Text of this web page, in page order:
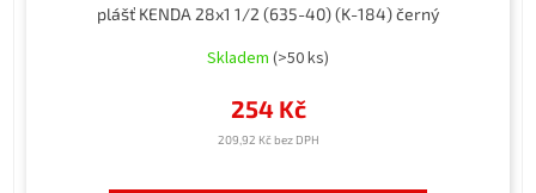
plášť KENDA 28x1 1/2 (635-40) (K-184) černý
Skladem (>50 ks)
209,92 Kč bez DPH
254 Kč